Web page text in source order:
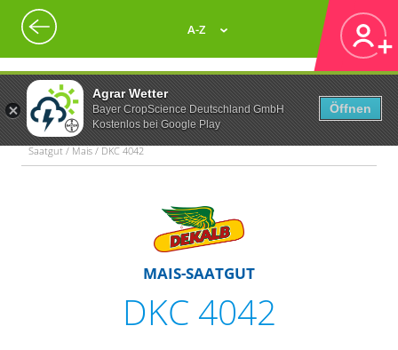
Agrar Wetter
Bayer CropScience Deutschland GmbH
Kostenlos bei Google Play
Öffnen
A-Z
Saatgut / Mais / DKC 4042
MAIS-SAATGUT
DKC 4042